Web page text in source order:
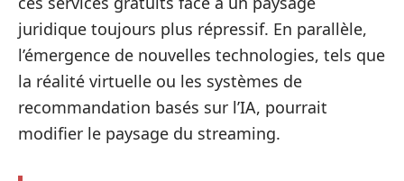
juridique toujours plus répressif. En parallèle,
l’émergence de nouvelles technologies, tels que
la réalité virtuelle ou les systèmes de
recommandation basés sur l’IA, pourrait
modifier le paysage du streaming.